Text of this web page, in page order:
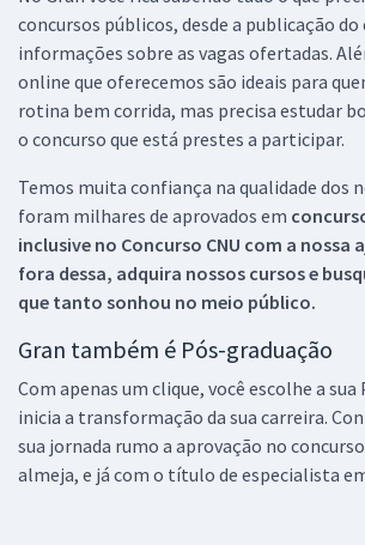
concursos públicos, desde a publicação
informações sobre as vagas ofertadas.
online que oferecemos são ideais para
rotina bem corrida, mas precisa estudar
o concurso que está prestes a participar.
Temos muita confiança na qualidade dos
foram milhares de aprovados em
inclusive no Concurso CNU com a nossa
fora dessa, adquira nossos cursos e
que tanto sonhou no meio público.
Gran também é Pós-graduação
Com apenas um clique, você escolhe a sua
inicia a transformação da sua carreira.
sua jornada rumo a aprovação no
almeja, e já com o título de especialista